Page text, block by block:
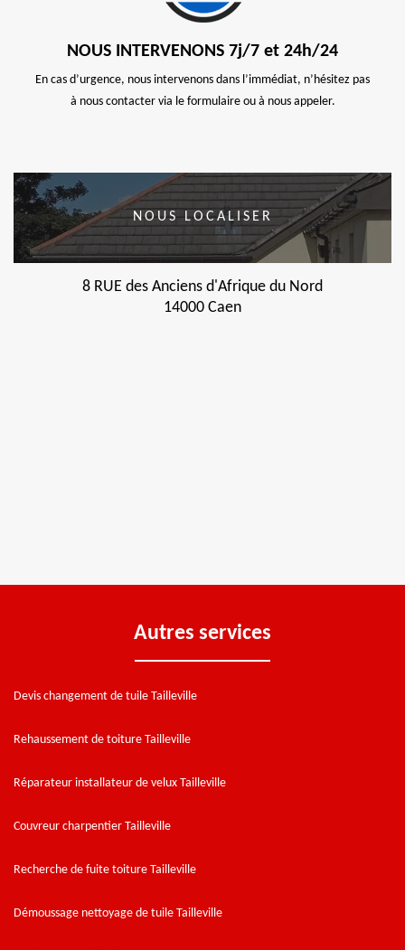
NOUS INTERVENONS 7j/7 et 24h/24
En cas d’urgence, nous intervenons dans l’immédiat, n’hésitez pas
à nous contacter via le formulaire ou à nous appeler.
NOUS LOCALISER
8 RUE des Anciens d'Afrique du Nord
14000 Caen
Autres services
Devis changement de tuile Tailleville
Rehaussement de toiture Tailleville
Réparateur installateur de velux Tailleville
Couvreur charpentier Tailleville
Recherche de fuite toiture Tailleville
Démoussage nettoyage de tuile Tailleville